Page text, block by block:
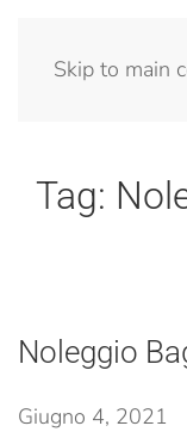
Skip to main
Tag:
Noleggio
Giugno 4, 2021